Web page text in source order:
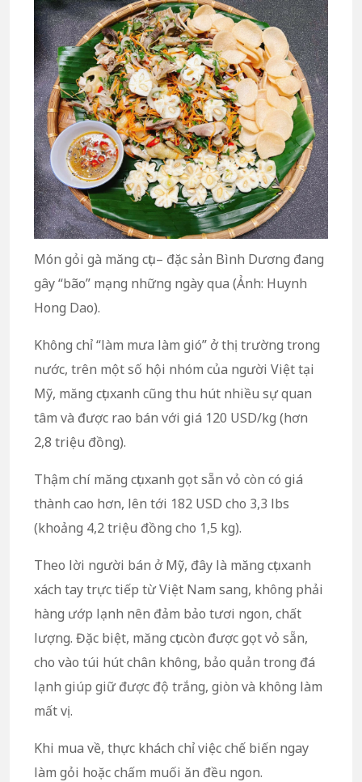
Món gỏi gà măng cụt – đặc sản Bình Dương đang
gây “bão” mạng những ngày qua (Ảnh: Huynh
Hong Dao).
Không chỉ “làm mưa làm gió” ở thị trường trong
nước, trên một số hội nhóm của người Việt tại
Mỹ, măng cụt xanh cũng thu hút nhiều sự quan
tâm và được rao bán với giá 120 USD/kg (hơn
2,8 triệu đồng).
Thậm chí măng cụt xanh gọt sẵn vỏ còn có giá
thành cao hơn, lên tới 182 USD cho 3,3 lbs
(khoảng 4,2 triệu đồng cho 1,5 kg).
Theo lời người bán ở Mỹ, đây là măng cụt xanh
xách tay trực tiếp từ Việt Nam sang, không phải
hàng ướp lạnh nên đảm bảo tươi ngon, chất
lượng. Đặc biệt, măng cụt còn được gọt vỏ sẵn,
cho vào túi hút chân không, bảo quản trong đá
lạnh giúp giữ được độ trắng, giòn và không làm
mất vị.
Khi mua về, thực khách chỉ việc chế biến ngay
làm gỏi hoặc chấm muối ăn đều ngon.